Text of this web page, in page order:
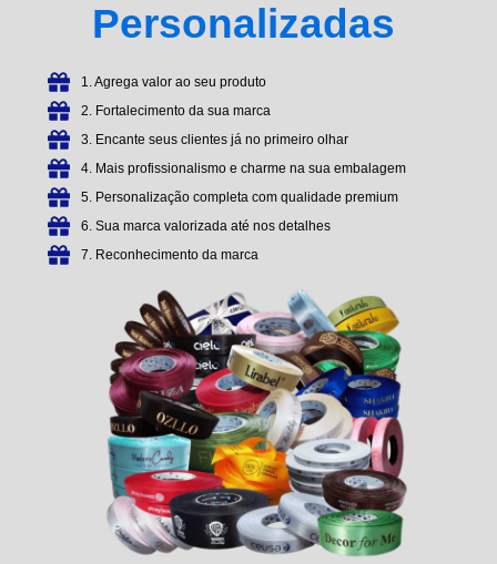
Personalizadas
1. Agrega valor ao seu produto
2. Fortalecimento da sua marca
3. Encante seus clientes já no primeiro olhar
4. Mais profissionalismo e charme na sua embalagem
5. Personalização completa com qualidade premium
6. Sua marca valorizada até nos detalhes
7. Reconhecimento da marca